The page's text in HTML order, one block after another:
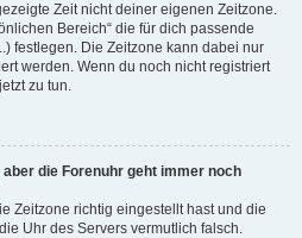
Zeit nicht deiner eigenen Zeitzone.
Bereich“ die für dich passende
festlegen. Die Zeitzone kann dabei nur
werden. Wenn du noch nicht registriert
zu tun.
die Forenuhr geht immer noch
Zeitzone richtig eingestellt hast und die
Uhr des Servers vermutlich falsch.